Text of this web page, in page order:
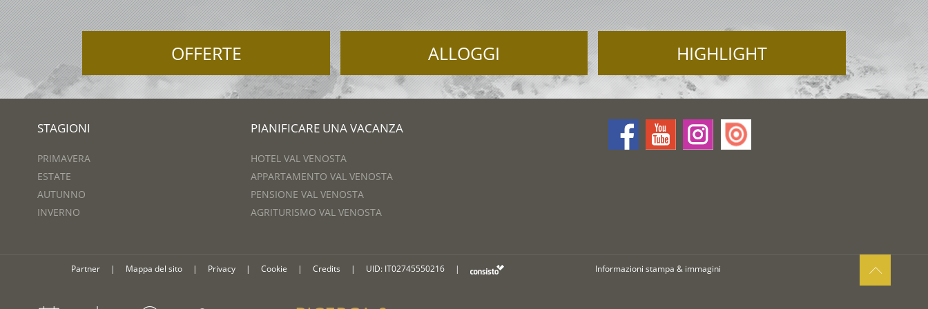
OFFERTE ALLOGGI HIGHLIGHT
STAGIONI
PRIMAVERA
ESTATE
AUTUNNO
INVERNO
PIANIFICARE UNA VACANZA
HOTEL VAL VENOSTA
APPARTAMENTO VAL VENOSTA
PENSIONE VAL VENOSTA
AGRITURISMO VAL VENOSTA
Partner | Mappa del sito | Privacy | Cookie | Credits | UID: IT02745550216 | Informazioni stampa & immagini